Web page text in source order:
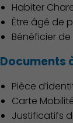
Habiter
Être âgé de
Bénéficier
Documents
Pièce
Carte
Justificatifs